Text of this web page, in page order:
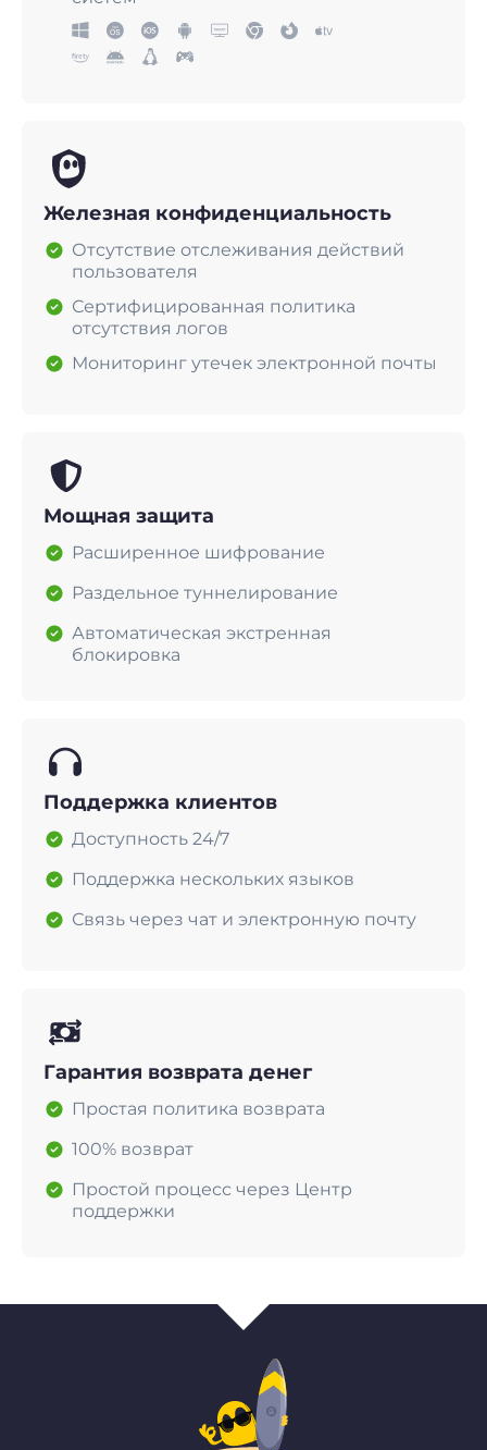
Железная конфиденциальность
Отсутствие отслеживания действий
пользователя
Сертифицированная политика
отсутствия логов
Мониторинг утечек электронной почты
Мощная защита
Расширенное шифрование
Раздельное туннелирование
Автоматическая экстренная
блокировка
Поддержка клиентов
Доступность 24/7
Поддержка нескольких языков
Связь через чат и электронную почту
Гарантия возврата денег
Простая политика возврата
100% возврат
Простой процесс через Центр
поддержки